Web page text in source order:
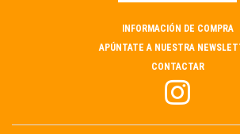
INFORMACIÓN DE COMPRA
APÚNTATE A NUESTRA
CONTACTAR